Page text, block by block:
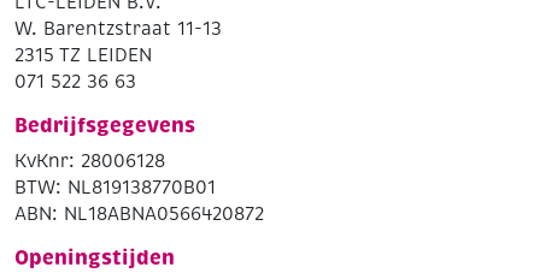
W. Barentzstraat 11-13
2315 TZ LEIDEN
071 522 36 63
Bedrijfsgegevens
KvKnr: 28006128
BTW: NL819138770B01
ABN: NL18ABNA0566420872
Openingstijden